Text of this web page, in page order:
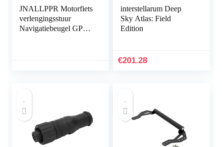
JNALLPPR Motorfiets
verlengingsstuur
Navigatiebeugel GPS-
interstellarum Deep
Sky Atlas: Field
Edition
€201.28